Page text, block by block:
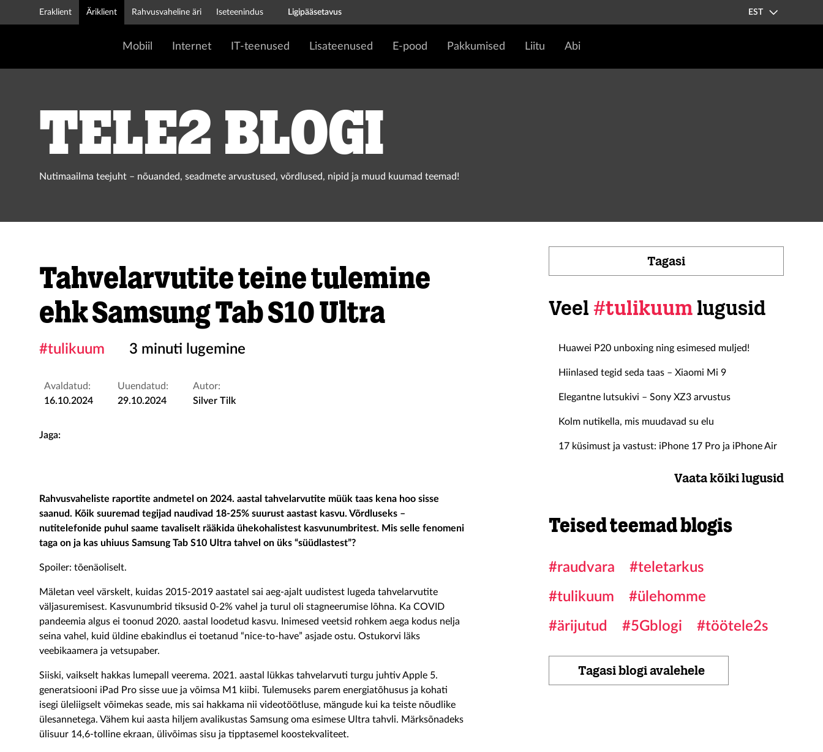
Eraklient Äriklient Rahvusvaheline äri Iseteenindus Ligipääsetavus EST
Mobiil Internet IT-teenused Lisateenused E-pood Pakkumised Liitu Abi
Tele2 blogi
Nutimaailma teejuht – nõuanded, seadmete arvustused, võrdlused, nipid ja muud kuumad teemad!
Tahvelarvutite teine tulemine
ehk Samsung Tab S10 Ultra
#tulikuum 3 minuti lugemine
Avaldatud:
16.10.2024
Uuendatud:
29.10.2024
Autor:
Silver Tilk
Jaga:
Rahvusvaheliste raportite andmetel on 2024. aastal tahvelarvutite müük taas kena hoo sisse
saanud. Kõik suuremad tegijad naudivad 18-25% suurust aastast kasvu. Võrdluseks –
nutitelefonide puhul saame tavaliselt rääkida ühekohalistest kasvunumbritest. Mis selle fenomeni
taga on ja kas uhiuus Samsung Tab S10 Ultra tahvel on üks “süüdlastest”?
Spoiler: tõenäoliselt.
Mäletan veel värskelt, kuidas 2015-2019 aastatel sai aeg-ajalt uudistest lugeda tahvelarvutite
väljasuremisest. Kasvunumbrid tiksusid 0-2% vahel ja turul oli stagneerumise lõhna. Ka COVID
pandeemia algus ei toonud 2020. aastal loodetud kasvu. Inimesed veetsid rohkem aega kodus nelja
seina vahel, kuid üldine ebakindlus ei toetanud “nice-to-have” asjade ostu. Ostukorvi läks
veebikaamera ja vetsupaber.
Siiski, vaikselt hakkas lumepall veerema. 2021. aastal lükkas tahvelarvuti turgu juhtiv Apple 5.
generatsiooni iPad Pro sisse uue ja võimsa M1 kiibi. Tulemuseks parem energiatõhusus ja kohati
isegi üleliigselt võimekas seade, mis sai hakkama nii videotöötluse, mängude kui ka teiste nõudlike
ülesannetega. Vähem kui aasta hiljem avalikustas Samsung oma esimese Ultra tahvli. Märksõnadeks
ülisuur 14,6-tolline ekraan, ülivõimas sisu ja tipptasemel koostekvaliteet.
Tagasi
Veel #tulikuum lugusid
Huawei P20 unboxing ning esimesed muljed!
Hiinlased tegid seda taas – Xiaomi Mi 9
Elegantne lutsukivi – Sony XZ3 arvustus
Kolm nutikella, mis muudavad su elu
17 küsimust ja vastust: iPhone 17 Pro ja iPhone Air
Vaata kõiki lugusid
Teised teemad blogis
#raudvara
#teletarkus
#tulikuum
#ülehomme
#ärijutud
#5Gblogi #töötele2s
Tagasi blogi avalehele